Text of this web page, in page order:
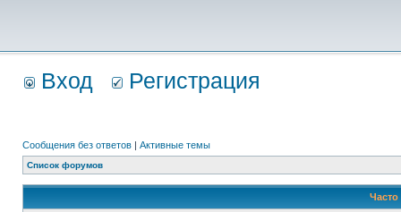
Вход Регистрация
Сообщения без ответов | Активные темы
Список форумов